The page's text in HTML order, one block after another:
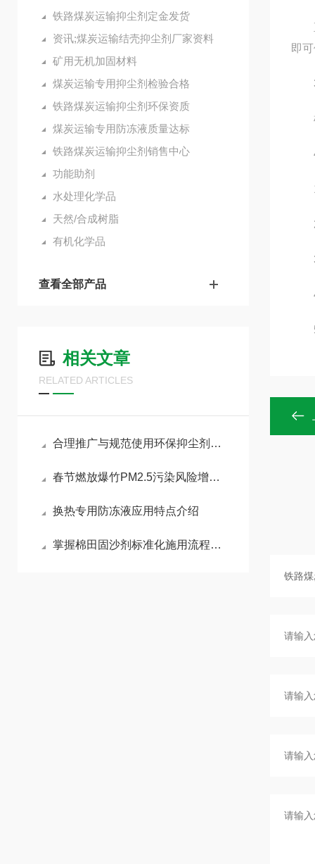
铁路煤炭运输抑尘剂定金发货
资讯;煤炭运输结壳抑尘剂厂家资料
矿用无机加固材料
煤炭运输专用抑尘剂检验合格
铁路煤炭运输抑尘剂环保资质
煤炭运输专用防冻液质量达标
铁路煤炭运输抑尘剂销售中心
功能助剂
水处理化学品
天然/合成树脂
有机化学品
查看全部产品
相关文章
RELATED ARTICLES
合理推广与规范使用环保抑尘剂助力各行业扬尘达标治理
春节燃放爆竹PM2.5污染风险增加，如何做好污染防治工作
换热专用防冻液应用特点介绍
掌握棉田固沙剂标准化施用流程减少风沙侵蚀对棉苗的损伤
直
即
3
根
4
1.
2.
3.
4.
5.